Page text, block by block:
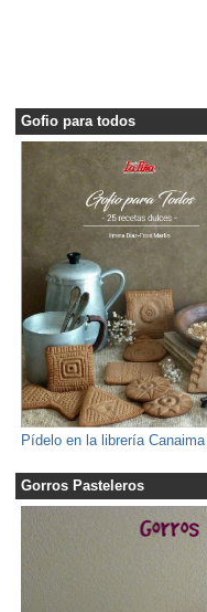
Gofio para todos
Pídelo en la librería Canaima
Gorros Pasteleros